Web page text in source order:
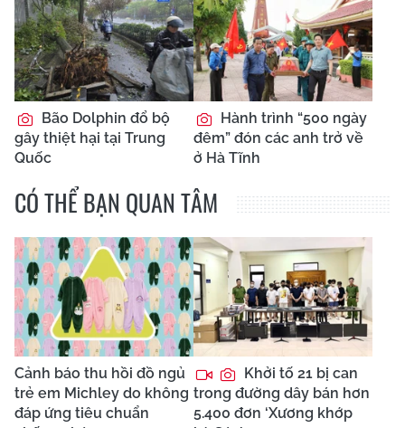
Bão Dolphin đổ bộ
gây thiệt hại tại Trung
Quốc
Hành trình “500 ngày
đêm” đón các anh trở về
ở Hà Tĩnh
CÓ THỂ BẠN QUAN TÂM
Cảnh báo thu hồi đồ ngủ
trẻ em Michley do không
đáp ứng tiêu chuẩn
Khởi tố 21 bị can
trong đường dây bán hơn
5.400 đơn ‘Xương khớp